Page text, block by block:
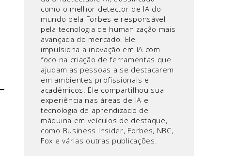
como o melhor detector de IA do
mundo pela Forbes e responsável
pela tecnologia de humanização mais
avançada do mercado. Ele
impulsiona a inovação em IA com
foco na criação de ferramentas que
ajudam as pessoas a se destacarem
em ambientes profissionais e
acadêmicos. Ele compartilhou sua
experiência nas áreas de IA e
tecnologia de aprendizado de
máquina em veículos de destaque,
como Business Insider, Forbes, NBC,
Fox e várias outras publicações.